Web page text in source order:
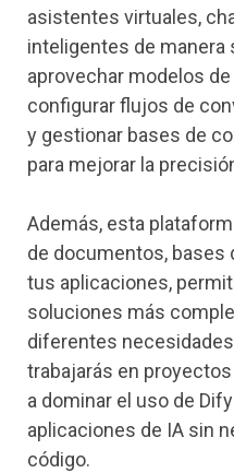
asistentes virtuales,
inteligentes de manera
aprovechar modelos
configurar flujos de
y gestionar bases de
para mejorar la
Además, esta
de documentos, bases
tus aplicaciones,
soluciones más
diferentes
trabajarás en
a dominar el uso de
aplicaciones de IA sin
código.